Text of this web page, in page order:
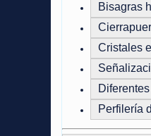
Bisagras
Cristales
Perfilería